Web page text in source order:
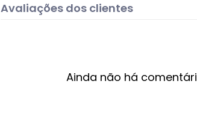
Avaliações dos clientes
Ainda não há